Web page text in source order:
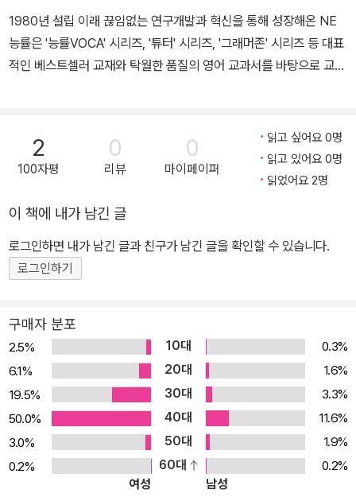
1980년 설립 이래 끊임없는 연구개발과 혁신을 통해 성장해온 NE
능률은 '능률VOCA' 시리즈, '튜터' 시리즈, '그래머존' 시리즈 등 대표
적인 베스트셀러 교재와 탁월한 품질의 영어 교과서를 바탕으로 교육
어전문학원 등 다양한 분야에서 교육 사업을 펼치고 있으며, 영유아
부터 성인에 이르는 모든 고객에게 '건강한 배움의 즐거움'을 제공하
고 있다.
2
100자평
0
리뷰
0
마이페이퍼
읽고 싶어요 0명
읽고 있어요 0명
읽었어요 2명
이 책에 내가 남긴 글
로그인하면 내가 남긴 글과 친구가 남긴 글을 확인할 수 있습니다.
로그인하기
구매자 분포
2.5% 10대
0.3%
6.1%
20대
1.6%
19.5%
30대
3.3%
50.0%
40대
11.6%
3.0%
50대
1.9%
0.2%
60대
0.2%
여성
남성